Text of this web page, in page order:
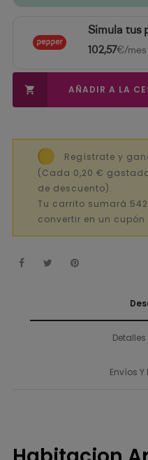
Simula tus
102,57€/mes
 AÑADIR A LA
Regístrate y
(Cada 0,20 € gastado
de descuento).
Tu carrito sumará
convertir en un cupón
Envíos